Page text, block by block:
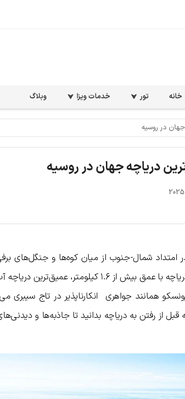
خانه تور خدمات ویزا وبلاگ
در روسیه
دریاچه جهان در روسیه
در امتداد شمال-جنوب از میان کوه‌ها و جنگل‌های
سیبری می‌گذرد، تجربه‌ای بی‌نظیر در جهان است. این دریاچه با عمق بیش از ۱.۶
همانند جواهری انکارناپذیر در تاج سیبری
قبل از رفتن به دریاچه بدانید تا جاذبه‌ها و